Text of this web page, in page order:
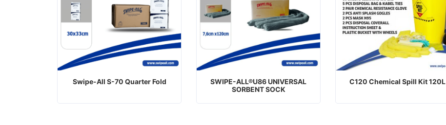
Swipe-All S-70 Quarter Fold
SWIPE-ALL®U86 UNIVERSAL
SORBENT SOCK
C120 Chemical Spill Kit 120L